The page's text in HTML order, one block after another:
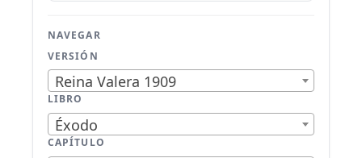
NAVEGAR
VERSIÓN
Reina Valera 1909
LIBRO
Éxodo
CAPÍTULO